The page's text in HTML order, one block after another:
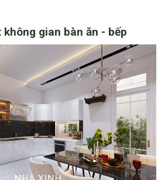
gian bàn ăn - bếp